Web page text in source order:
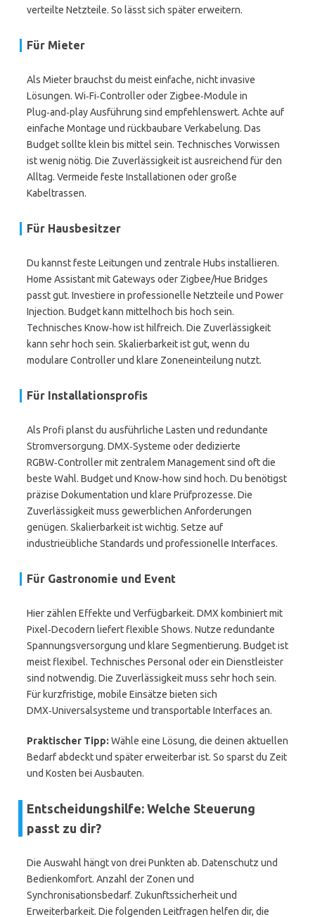
verteilte Netzteile. So lässt sich später erweitern.
Für Mieter
Als Mieter brauchst du meist einfache, nicht invasive
Lösungen. Wi‑Fi‑Controller oder Zigbee‑Module in
Plug‑and‑play Ausführung sind empfehlenswert. Achte auf
einfache Montage und rückbaubare Verkabelung. Das
Budget sollte klein bis mittel sein. Technisches Vorwissen
ist wenig nötig. Die Zuverlässigkeit ist ausreichend für den
Alltag. Vermeide feste Installationen oder große
Kabeltrassen.
Für Hausbesitzer
Du kannst feste Leitungen und zentrale Hubs installieren.
Home Assistant mit Gateways oder Zigbee/Hue Bridges
passt gut. Investiere in professionelle Netzteile und Power
Injection. Budget kann mittelhoch bis hoch sein.
Technisches Know‑how ist hilfreich. Die Zuverlässigkeit
kann sehr hoch sein. Skalierbarkeit ist gut, wenn du
modulare Controller und klare Zoneneinteilung nutzt.
Für Installationsprofis
Als Profi planst du ausführliche Lasten und redundante
Stromversorgung. DMX‑Systeme oder dedizierte
RGBW‑Controller mit zentralem Management sind oft die
beste Wahl. Budget und Know‑how sind hoch. Du benötigst
präzise Dokumentation und klare Prüfprozesse. Die
Zuverlässigkeit muss gewerblichen Anforderungen
genügen. Skalierbarkeit ist wichtig. Setze auf
industrieübliche Standards und professionelle Interfaces.
Für Gastronomie und Event
Hier zählen Effekte und Verfügbarkeit. DMX kombiniert mit
Pixel‑Decodern liefert flexible Shows. Nutze redundante
Spannungsversorgung und klare Segmentierung. Budget ist
meist flexibel. Technisches Personal oder ein Dienstleister
sind notwendig. Die Zuverlässigkeit muss sehr hoch sein.
Für kurzfristige, mobile Einsätze bieten sich
DMX‑Universalsysteme und transportable Interfaces an.
Praktischer Tipp: Wähle eine Lösung, die deinen aktuellen
Bedarf abdeckt und später erweiterbar ist. So sparst du Zeit
und Kosten bei Ausbauten.
Entscheidungshilfe: Welche Steuerung
passt zu dir?
Die Auswahl hängt von drei Punkten ab. Datenschutz und
Bedienkomfort. Anzahl der Zonen und
Synchronisationsbedarf. Zukunftssicherheit und
Erweiterbarkeit. Die folgenden Leitfragen helfen dir, die